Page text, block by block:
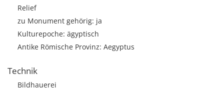
Relief
zu Monument gehörig: ja
Kulturepoche: ägyptisch
Antike Römische Provinz: Aegyptus
Technik
Bildhauerei